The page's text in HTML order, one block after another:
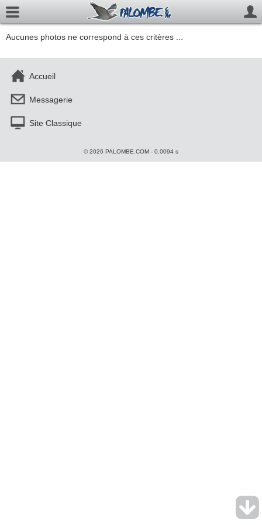
Aucunes photos ne correspond à ces critères ...
Accueil
Messagerie
Site Classique
© 2026 PALOMBE.COM - 0.0094 s